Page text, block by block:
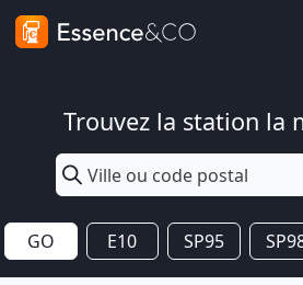
Trouvez la station la
GO E10 SP95